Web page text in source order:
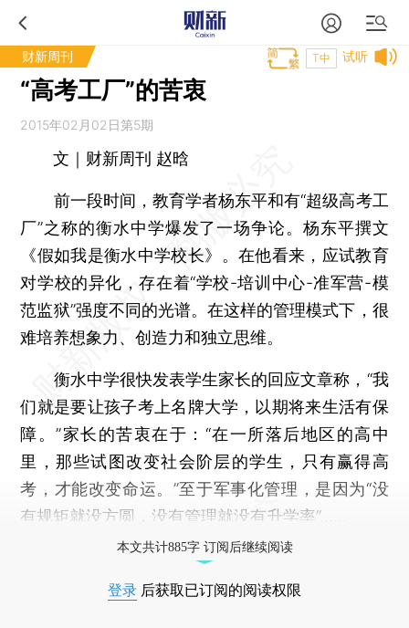
财新周刊 试听
T中
“高考工厂”的苦衷
2015年02月02日第5期
文｜财新周刊 赵晗
前一段时间，教育学者杨东平和有“超级高考工
厂”之称的衡水中学爆发了一场争论。杨东平撰文
《假如我是衡水中学校长》。在他看来，应试教育
对学校的异化，存在着“学校-培训中心-准军营-模
范监狱”强度不同的光谱。在这样的管理模式下，很
难培养想象力、创造力和独立思维。
衡水中学很快发表学生家长的回应文章称，“我
们就是要让孩子考上名牌大学，以期将来生活有保
障。”家长的苦衷在于：“在一所落后地区的高中
里，那些试图改变社会阶层的学生，只有赢得高
考，才能改变命运。”至于军事化管理，是因为“没
有规矩就没方圆，没有管理就没有升学率”……
本文共计885字 订阅后继续阅读
登录 后获取已订阅的阅读权限